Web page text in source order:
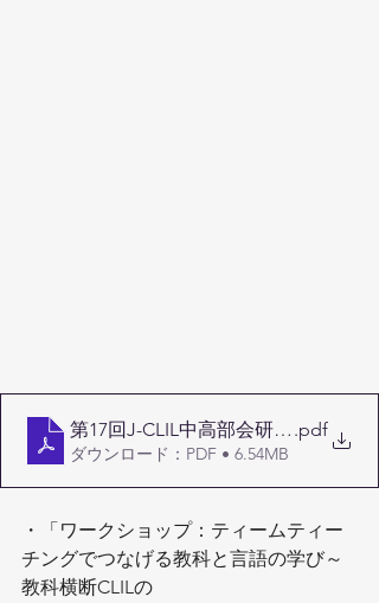
第17回J-CLIL中高部会研究会山本
.pdf
ダウンロード：PDF • 6.54MB
・「ワークショップ：ティームティー
チングでつなげる教科と言語の学び～
教科横断CLILの